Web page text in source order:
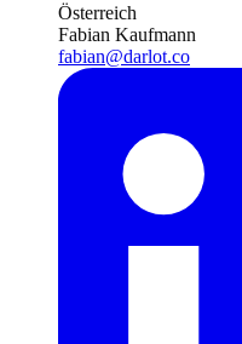
Österreich
Fabian Kaufmann
fabian@darlot.co